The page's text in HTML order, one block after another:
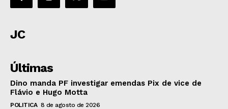
JC
Últimas
Dino manda PF investigar emendas Pix de vice de
Flávio e Hugo Motta
POLITICA 8 de agosto de 2026